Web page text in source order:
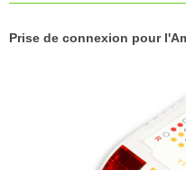
Prise de connexion pour